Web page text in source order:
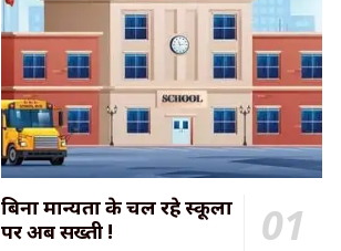
बिना मान्यता के चल रहे स्कूलों
पर अब सख्ती !